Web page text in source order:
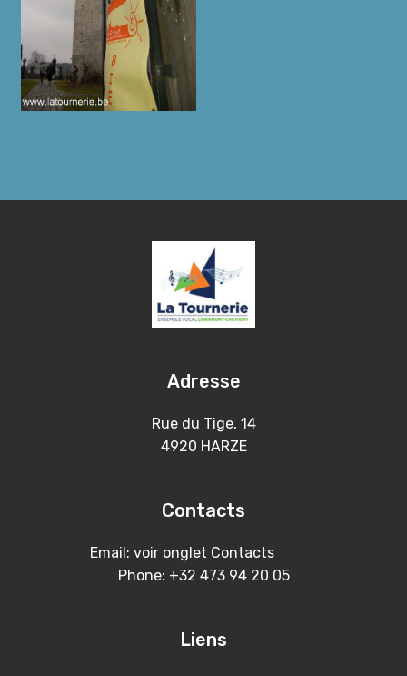
Adresse
Rue du Tige, 14
4920 HARZE
Contacts
Email: voir onglet Contacts
Phone: +32 473 94 20 05
Liens